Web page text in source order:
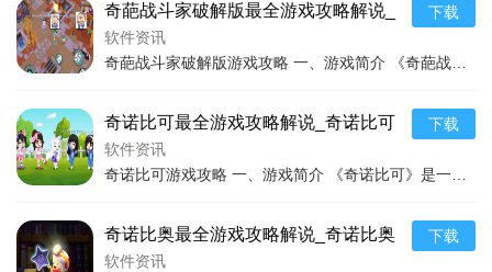
1.仔细观察环境
游戏中的每一个场景都可能隐藏着重要的线索。即使是一些
谜题的关键。在探索新场景时，要慢慢地走，全方位观察周围的
环境，不要放过任何细节。
奇葩战斗家破解版最全游戏攻略解说_
奇葩战斗家破解版最新游戏技巧通关
软件资讯
下载
奇诺比可最全游戏攻略解说_奇诺比可
最新游戏技巧通关
软件资讯
下载
奇诺比奥最全游戏攻略解说_奇诺比奥
最新游戏技巧通关
软件资讯
下载